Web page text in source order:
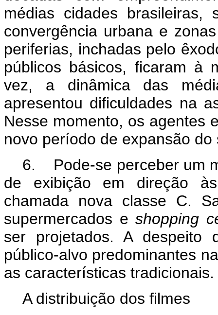
médias cidades
convergência urbana e
periferias, inchadas pelo
públicos básicos, ficaram à
vez, a dinâmica das
apresentou dificuldades na
Nesse momento, os agentes
novo período de expansão
6. Pode-se perceber um
de exibição em direção
chamada nova classe C.
supermercados eshopping
ser projetados. A
público-alvo predominantes
as características tradicionais.
A distribuição dos filmes